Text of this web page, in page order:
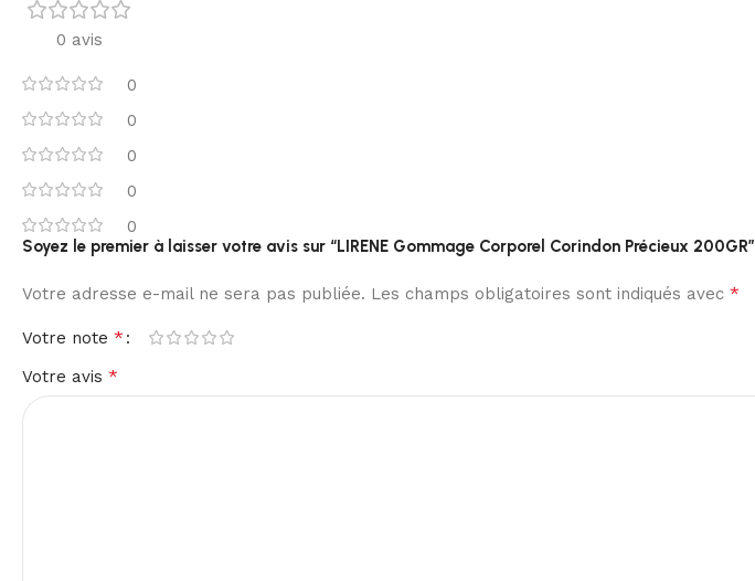
0 avis
0
0
0
0
0
Soyez le premier à laisser votre avis sur “LIRENE Gommage Corporel Corindon Précieux 200GR”
Votre adresse e-mail ne sera pas publiée. Les champs obligatoires sont indiqués avec *
Votre note *
Votre avis *